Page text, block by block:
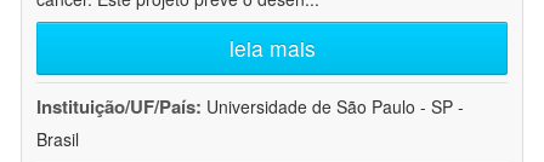
leia mais
Instituição/UF/País: Universidade de São Paulo - SP -
Brasil